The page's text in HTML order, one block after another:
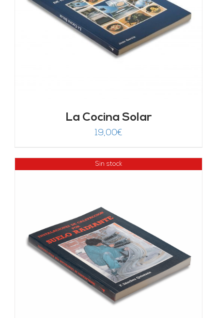
La Cocina Solar
19,00€
Sin stock